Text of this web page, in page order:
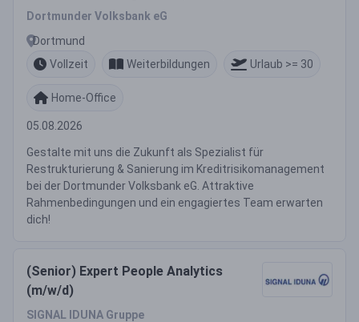
Dortmunder Volksbank eG
Dortmund
Vollzeit
Weiterbildungen Urlaub >= 30
Home-Office
05.08.2026
Gestalte mit uns die Zukunft als Spezialist für
Restrukturierung & Sanierung im Kreditrisikomanagement
bei der Dortmunder Volksbank eG. Attraktive
Rahmenbedingungen und ein engagiertes Team erwarten
dich!
(Senior) Expert People Analytics
(m/w/d)
SIGNAL IDUNA Gruppe